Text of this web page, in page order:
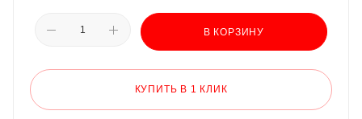
В КОРЗИНУ
КУПИТЬ В 1 КЛИК